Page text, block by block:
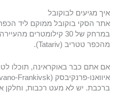
איך מגיעים לבוקובל
מהכפר טטריב (Tatariv).
אם אתם כבר באוקראינה, תוכלו
ברכבת. יש לא מעט רכבות, וחלקן